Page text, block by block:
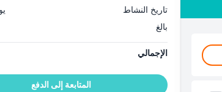
تاريخ النشاط
بالغ
الإجمالي
المتابعة إلى الدفع